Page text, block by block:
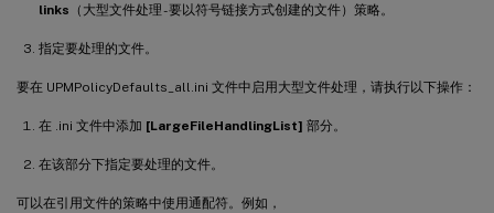
links （大型文件处理 - 要以符号链接方式创建的文件）策略。
指定要处理的文件。
要在 UPMPolicyDefaults_all.ini 文件中启用大型文件处理，请执行以下操作：
在 .ini 文件中添加 [LargeFileHandlingList] 部分。
在该部分下指定要处理的文件。
可以在引用文件的策略中使用通配符。例如，